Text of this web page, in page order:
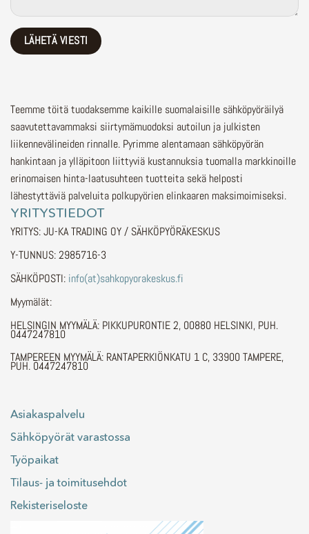
Teemme töitä tuodaksemme kaikille suomalaisille sähköpyöräilyä
saavutettavammaksi siirtymämuodoksi autoilun ja julkisten
liikennevälineiden rinnalle. Pyrimme alentamaan sähköpyörän
hankintaan ja ylläpitoon liittyviä kustannuksia tuomalla markkinoille
erinomaisen hinta-laatusuhteen tuotteita sekä helposti
lähestyttäviä palveluita polkupyörien elinkaaren maksimoimiseksi.
YRITYSTIEDOT
YRITYS: JU-KA TRADING OY / SÄHKÖPYÖRÄKESKUS
Y-TUNNUS: 2985716-3
SÄHKÖPOSTI: info(at)sahkopyorakeskus.fi
Myymälät:
HELSINGIN MYYMÄLÄ: PIKKUPURONTIE 2, 00880 HELSINKI, PUH.
0447247810
TAMPEREEN MYYMÄLÄ: RANTAPERKIÖNKATU 1 C, 33900 TAMPERE,
PUH. 0447247810
Asiakaspalvelu
Sähköpyörät varastossa
Työpaikat
Tilaus- ja toimitusehdot
Rekisteriseloste